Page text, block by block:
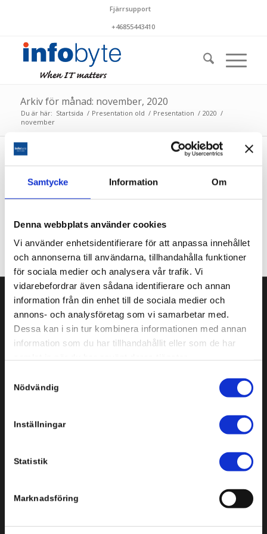
Samtycke Information Om
Denna webbplats använder cookies
Vi använder enhetsidentifierare för att anpassa innehållet
och annonserna till användarna, tillhandahålla funktioner
för sociala medier och analysera vår trafik. Vi
vidarebefordrar även sådana identifierare och annan
information från din enhet till de sociala medier och
annons- och analysföretag som vi samarbetar med.
Dessa kan i sin tur kombinera informationen med annan
information som du har tillhandahållit eller som de har
Nödvändig
Inställningar
Statistik
Marknadsföring
Fjärrsupport
+46855443410
Arkiv för månad: november, 2020
Du är här: Startsida / Presentation old / Presentation / 2020 /
november
2020-12-12 – Planerat underhåll
2020-11-14 – Planerat underhåll
Svenska Infobyte AB
Storgatan 3-5, plan 3
111 30 Stockholm
Tel: +46 8 554 434 10